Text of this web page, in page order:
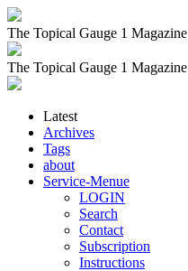
The Topical Gauge 1 Magazine
The Topical Gauge 1 Magazine
Latest
Archives
Tags
about
Service-Menue
LOGIN
Search
Contact
Subscription
Instructions